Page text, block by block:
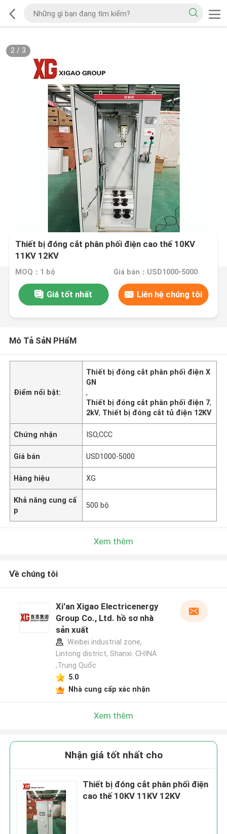
2/ 3
Thiết bị đóng cắt phân phối điện cao thế 10KV
11KV 12KV
MOQ：1 bộ Giá bán：USD1000-5000
Giá tốt nhất Liên hệ chúng tôi
Mô Tả SảN PHẩM
Điểm nổi bật:
Thiết bị đóng cắt phân phối điện X
GN
,
Thiết bị đóng cắt phân phối điện 7,
2kV, Thiết bị đóng cắt tủ điện 12KV
Chứng nhận ISO,CCC
Giá bán USD1000-5000
Hàng hiệu XG
Khả năng cung cấ
p
500 bộ
Xem thêm
Về chúng tôi
Xi'an Xigao Electricenergy
Group Co., Ltd. hồ sơ nhà
sản xuất
Weibei industrial zone,
Lintong district, Shanxi. CHINA
,Trung Quốc
5.0
Nhà cung cấp xác nhận
Xem thêm
Nhận giá tốt nhất cho
Thiết bị đóng cắt phân phối điện
cao thế 10KV 11KV 12KV